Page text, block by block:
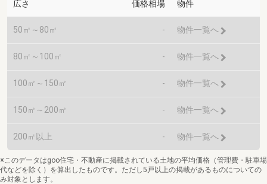
広さ 価格相場 物件
50㎡～80㎡ - 物件一覧へ
80㎡～100㎡ - 物件一覧へ
100㎡～150㎡ - 物件一覧へ
150㎡～200㎡ - 物件一覧へ
200㎡以上 - 物件一覧へ
※このデータはgoo住宅・不動産に掲載されている土地の平均価格（管理費・駐車場
代などを除く）を算出したものです。ただし5戸以上の掲載があるものについての
み対象とします。